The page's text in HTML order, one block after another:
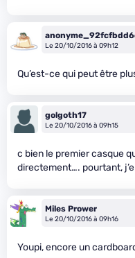
Le 20/10/2016 à 09h12
Qu’est-ce qui peut être
golgoth17
Le 20/10/2016 à 09h15
c bien le premier casque
directement…. pourtant,
Miles Prower
Le 20/10/2016 à 09h16
Youpi, encore un